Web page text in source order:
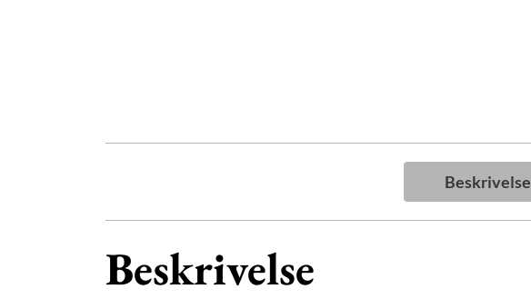
Beskrivelse
Beskrivelse